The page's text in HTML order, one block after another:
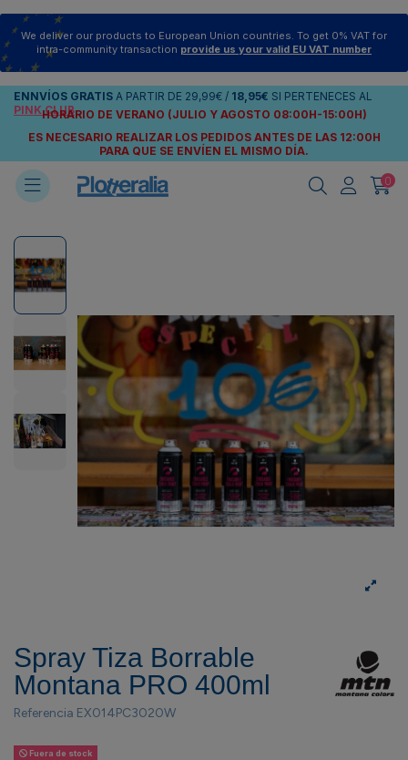
We deliver our products to European Union countries. To get 0% VAT for
intra-community transaction provide us your valid EU VAT number
ENNVÍOS GRATIS A PARTIR DE 29,99€ / 18,95€ SI PERTENECES AL
PINK CLUB
HORARIO DE VERANO (JULIO Y AGOSTO 08:00H-15:00H)
ES NECESARIO REALIZAR LOS PEDIDOS ANTES DE LAS 12:00H
PARA QUE SE ENVÍEN EL MISMO DÍA.
0
Spray Tiza Borrable
Montana PRO 400ml
Referencia EX014PC3020W
Fuera de stock